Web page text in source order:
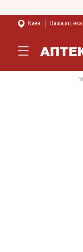
Киев Ваша аптека